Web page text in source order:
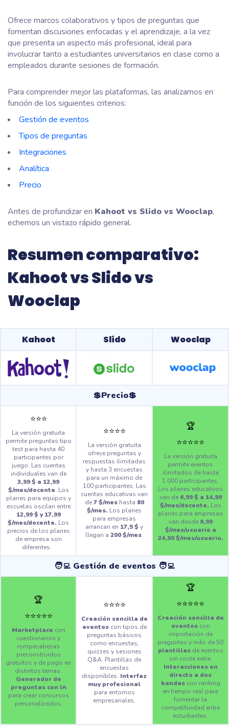
Ofrece marcos colaborativos y tipos de preguntas que
fomentan discusiones enfocadas y el aprendizaje, a la vez
que presenta un aspecto más profesional, ideal para
involucrar tanto a estudiantes universitarios en clase como a
empleados durante sesiones de formación.
Para comprender mejor las plataformas, las analizamos en
función de los siguientes criterios:
Gestión de eventos
Tipos de preguntas
Integraciones
Analítica
Precio
Antes de profundizar en Kahoot vs Slido vs Wooclap,
echemos un vistazo rápido general.
Resumen comparativo:
Kahoot vs Slido vs
Wooclap
Kahoot Slido Wooclap
💲Precio💲
⭐️⭐️⭐️
La versión gratuita
permite preguntas tipo
test para hasta 40
participantes por
juego. Las cuentas
individuales van de
3,99 $ a 12,99
$/mes/docente. Los
planes para equipos y
escuelas oscilan entre
12,99 $ y 17,99
$/mes/docente. Los
precios de los planes
de empresa son
diferentes.
⭐️⭐️⭐️⭐️
La versión gratuita
ofrece preguntas y
respuestas ilimitadas
y hasta 3 encuestas
para un máximo de
100 participantes. Las
cuentas educativas van
de7 $/meshasta 80
$/mes. Los planes
para empresas
arrancan en 17,5 $ y
llegan a 200 $/mes.
🏆
⭐️⭐️⭐️⭐️⭐️
La versión gratuita
permite eventos
ilimitados de hasta
1.000 participantes.
Los planes educativos
van de 6,99 $ a 14,99
$/mes/docente. Los
planes para empresas
van desde 9,99
$/mes/usuario a
24,99 $/mes/usuario.
🧑‍💻 Gestión de eventos 🧑‍💻
🏆
⭐️⭐️⭐️⭐️⭐️
Marketplace con
cuestionarios y
rompecabezas
preconstruidos
gratuitos y de pago en
distintos temas.
Generador de
preguntas con IA
para crear concursos
personalizados.
⭐️⭐️⭐️⭐️
Creación sencilla de
eventoscon tipos de
preguntas básicos
como encuestas,
quizzes y sesiones
Q&A. Plantillas de
encuestas
disponibles. Interfaz
muy profesional
para entornos
empresariales.
🏆
⭐️⭐️⭐️⭐️⭐️
Creación sencilla de
eventoscon
importación de
preguntas y más de 50
plantillasde eventos
sin coste extra.
Interacciones en
directo a dos
bandascon ranking
en tiempo real para
fomentar la
competitividad entre
estudiantes.